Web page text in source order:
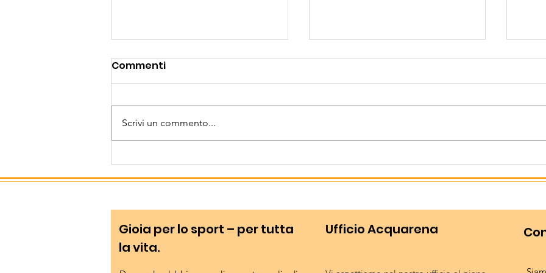
Il nostro meeting: un
successo collettivo!
Commenti
Scrivi un commento...
Gioia per lo sport – per tutta
la vita.
Ufficio Acquarena